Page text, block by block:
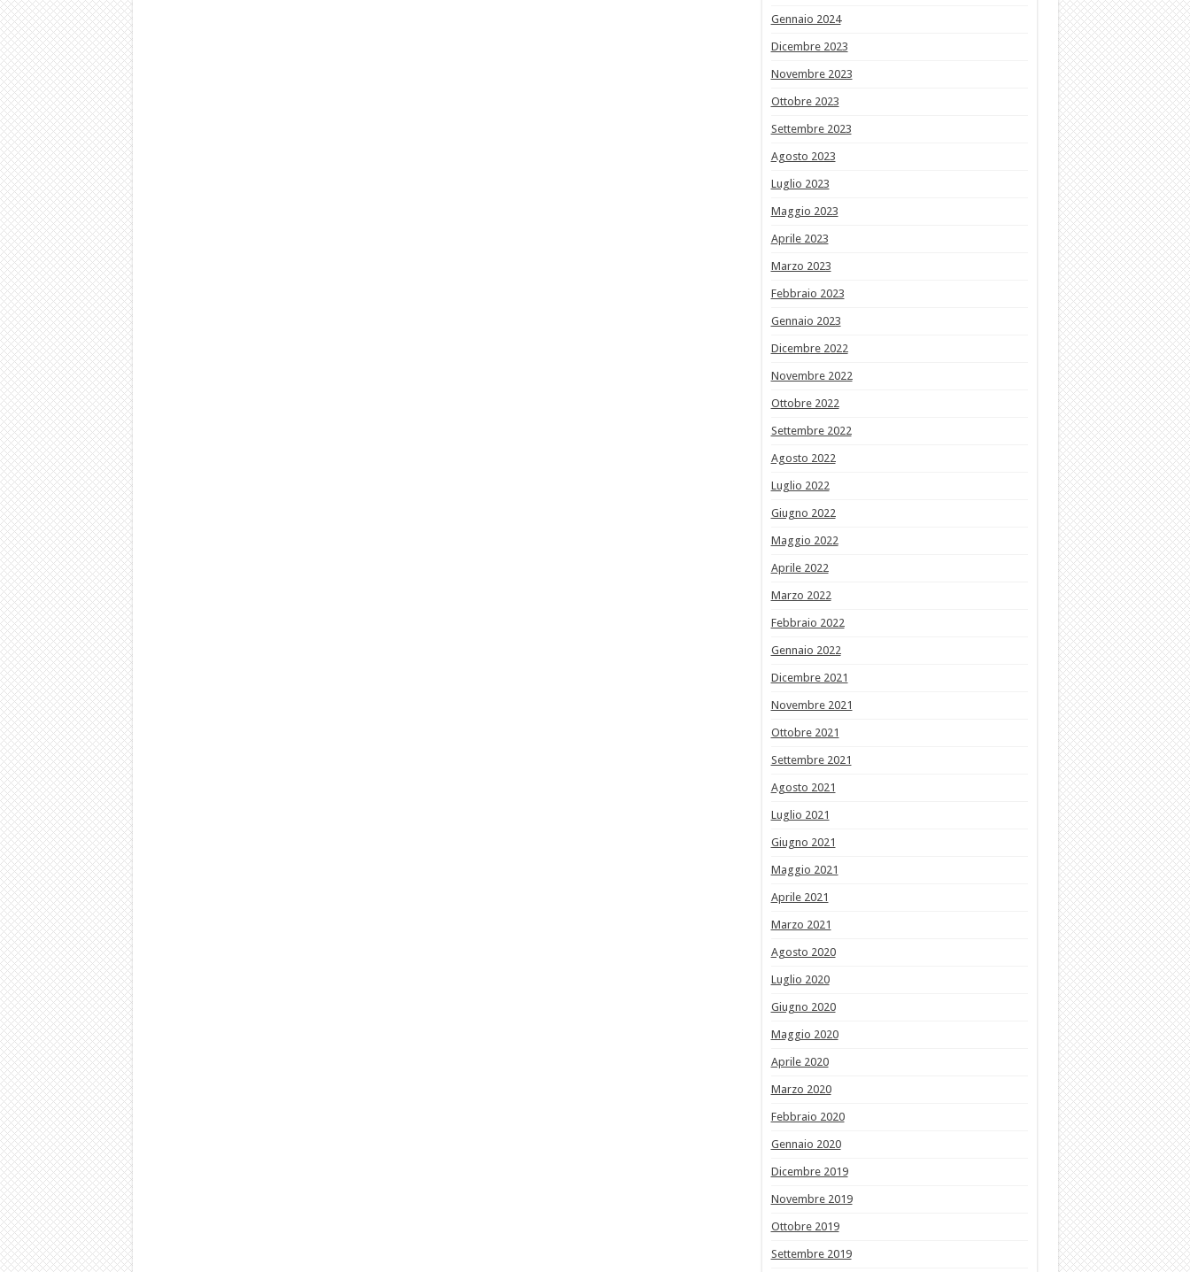
Gennaio 2024
Dicembre 2023
Novembre 2023
Ottobre 2023
Settembre 2023
Agosto 2023
Luglio 2023
Maggio 2023
Aprile 2023
Marzo 2023
Febbraio 2023
Gennaio 2023
Dicembre 2022
Novembre 2022
Ottobre 2022
Settembre 2022
Agosto 2022
Luglio 2022
Giugno 2022
Maggio 2022
Aprile 2022
Marzo 2022
Febbraio 2022
Gennaio 2022
Dicembre 2021
Novembre 2021
Ottobre 2021
Settembre 2021
Agosto 2021
Luglio 2021
Giugno 2021
Maggio 2021
Aprile 2021
Marzo 2021
Agosto 2020
Luglio 2020
Giugno 2020
Maggio 2020
Aprile 2020
Marzo 2020
Febbraio 2020
Gennaio 2020
Dicembre 2019
Novembre 2019
Ottobre 2019
Settembre 2019